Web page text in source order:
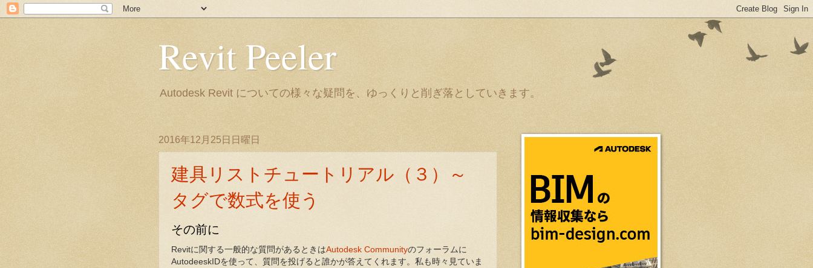
Revit Peeler
Autodesk Revit についての様々な疑問を、ゆっくりと削ぎ落としていきます。
2016年12月25日日曜日
建具リストチュートリアル（３）～
タグで数式を使う
その前に
Revitに関する一般的な質問があるときはAutodesk Communityのフォーラムに
AutodeeskIDを使って、質問を投げると誰かが答えてくれます。私も時々見ていま